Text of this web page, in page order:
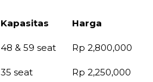
Kapasitas
Harga
Kapasitas Harga
48 & 59 seat Rp 2,800,000
35 seat Rp 2,250,000